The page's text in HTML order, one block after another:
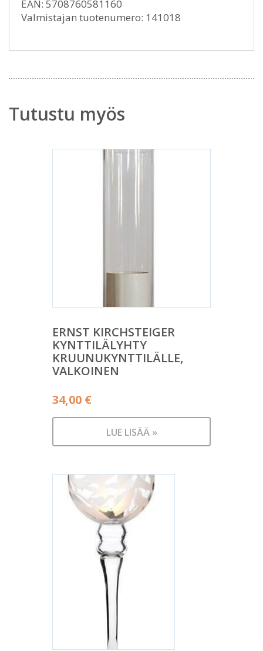
EAN: 5708760581160
Valmistajan tuotenumero: 141018
Tutustu myös
ERNST KIRCHSTEIGER
KYNTTILÄLYHTY
KRUUNUKYNTTILÄLLE,
VALKOINEN
34,00 €
LUE LISÄÄ »